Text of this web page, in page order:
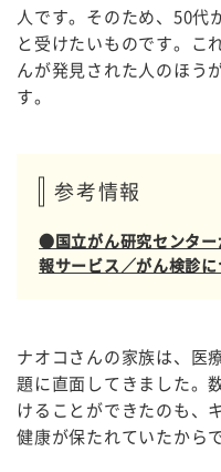
人です。そのため、50代
と受けたいものです。こ
んが発見された人のほう
す。
参考情報
●国立がん研究センター
報サービス／がん検診に
ナオコさんの家族は、医
題に直面してきました。
けることができたのも、
健康が保たれていたから